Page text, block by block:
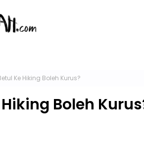
Ke Hiking Boleh Kurus?
Boleh